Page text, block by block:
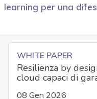
learning per una
WHITE PAPER
Resilienza by
cloud capaci di
08 Gen 2026